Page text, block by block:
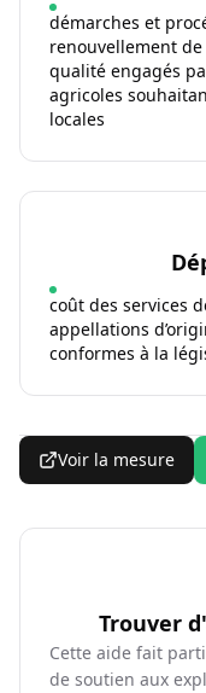
démarches et
renouvellement
qualité engagés
agricoles
locales
coût des services
appellations
conformes à la
Voir la mesure
Trouver
Cette aide fait
de soutien aux